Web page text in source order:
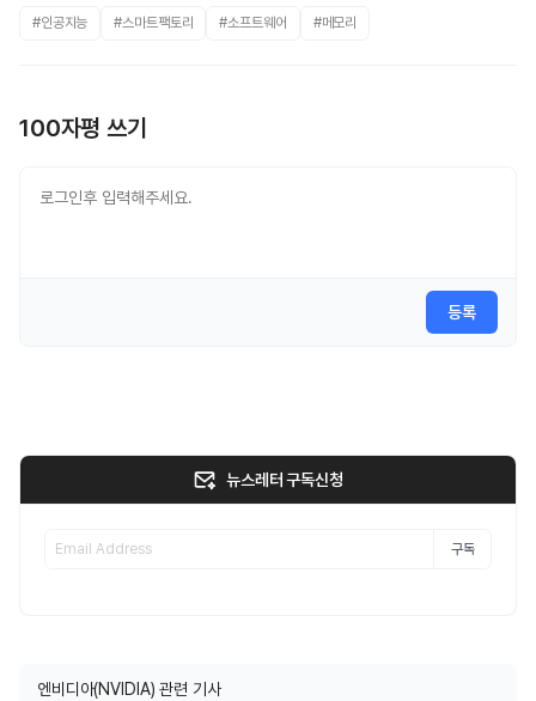
#인공지능 #스마트팩토리 #소프트웨어 #메모리
100자평 쓰기
등록
뉴스레터 구독신청
구독
엔비디아(NVIDIA) 관련 기사